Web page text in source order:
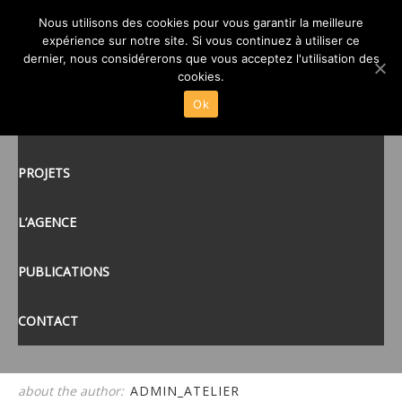
PROJETS
L’AGENCE
PUBLICATIONS
CONTACT
MAYENNE3
posté le 5 JAN 2015/
about the author: ADMIN_ATELIER
Nous utilisons des cookies pour vous garantir la meilleure
expérience sur notre site. Si vous continuez à utiliser ce
dernier, nous considérerons que vous acceptez l'utilisation des
cookies.
Ok